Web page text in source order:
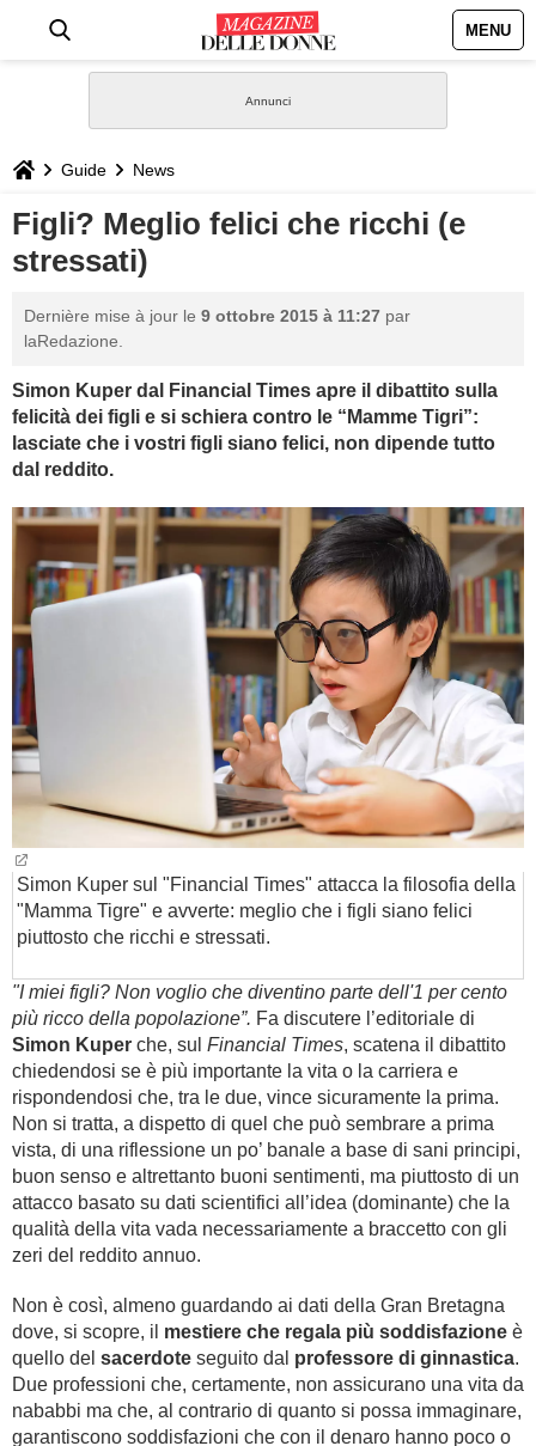
MENU
STILE
BIOGRAFIE
DEFINIZIONI
GASTRONOMIA
CAPELLI
SESSO
BAMBINO
DIETA
GUIDE
FORUM
Guide News
Figli? Meglio felici che ricchi (e
stressati)
Dernière mise à jour le 9 ottobre 2015 à 11:27 par
laRedazione.
Simon Kuper dal Financial Times apre il dibattito sulla
felicità dei figli e si schiera contro le “Mamme Tigri”:
lasciate che i vostri figli siano felici, non dipende tutto
dal reddito.
Simon Kuper sul "Financial Times" attacca la filosofia della
"Mamma Tigre" e avverte: meglio che i figli siano felici
piuttosto che ricchi e stressati.
"I miei figli? Non voglio che diventino parte dell'1 per cento
più ricco della popolazione”. Fa discutere l’editoriale di
Simon Kuper che, sul Financial Times, scatena il dibattito
chiedendosi se è più importante la vita o la carriera e
rispondendosi che, tra le due, vince sicuramente la prima.
Non si tratta, a dispetto di quel che può sembrare a prima
vista, di una riflessione un po’ banale a base di sani principi,
buon senso e altrettanto buoni sentimenti, ma piuttosto di un
attacco basato su dati scientifici all’idea (dominante) che la
qualità della vita vada necessariamente a braccetto con gli
zeri del reddito annuo.
Non è così, almeno guardando ai dati della Gran Bretagna
dove, si scopre, il mestiere che regala più soddisfazione è
quello del sacerdote seguito dal professore di ginnastica.
Due professioni che, certamente, non assicurano una vita da
nababbi ma che, al contrario di quanto si possa immaginare,
garantiscono soddisfazioni che con il denaro hanno poco o